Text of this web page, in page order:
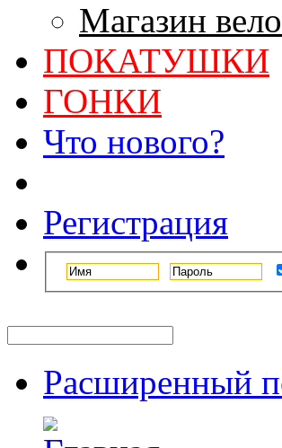
Магазин
ПОКАТУШКИ
ГОНКИ
Что нового?
Регистрация
Расширенный